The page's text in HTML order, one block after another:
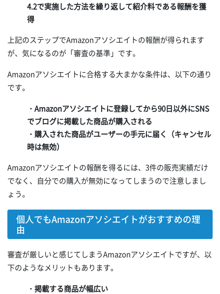
4.2で実施した方法を繰り返して紹介料である報酬を獲
得
上記のステップでAmazonアソシエイトの報酬が得られます
が、気になるのが「審査の基準」です。
Amazonアソシエイトに合格する大まかな条件は、以下の通り
です。
・Amazonアソシエイトに登録してから90日以外にSNS
でブログに掲載した商品が購入される
・購入された商品がユーザーの手元に届く（キャンセル
時は無効）
Amazonアソシエイトの報酬を得るには、3件の販売実績だけ
でなく、自分での購入が無効になってしまうので注意しまし
ょう。
個人でもAmazonアソシエイトがおすすめの理
由
審査が厳しいと感じてしまうAmazonアソシエイトですが、以
下のようなメリットもあります。
・掲載する商品が幅広い